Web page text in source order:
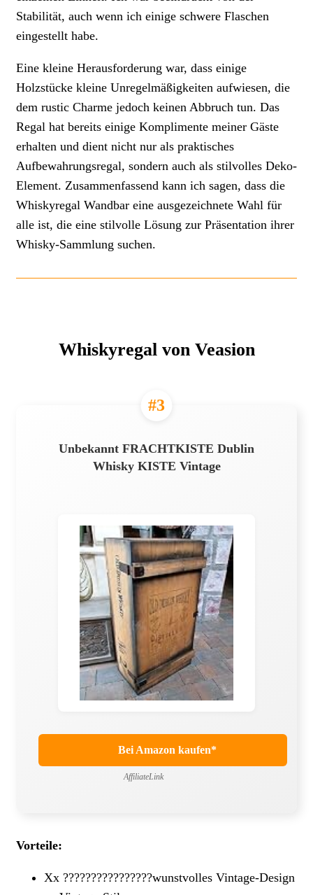
Stabilität, auch wenn ich einige schwere Flaschen
eingestellt habe.
Eine kleine Herausforderung war, dass einige
Holzstücke kleine Unregelmäßigkeiten aufwiesen, die
dem rustic Charme jedoch keinen Abbruch tun. Das
Regal hat bereits einige Komplimente meiner Gäste
erhalten und dient nicht nur als praktisches
Aufbewahrungsregal, sondern auch als stilvolles Deko-
Element. Zusammenfassend kann ich sagen, dass die
Whiskyregal Wandbar eine ausgezeichnete Wahl für
alle ist, die eine stilvolle Lösung zur Präsentation ihrer
Whisky-Sammlung suchen.
Whiskyregal von Veasion
#3
Unbekannt FRACHTKISTE Dublin
Whisky KISTE Vintage
Bei Amazon kaufen*
AffiliateLink
Vorteile:
Xx ????????????????wunstvolles Vintage-Design